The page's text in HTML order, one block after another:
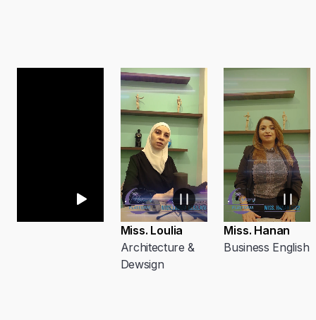
Miss. Loulia
Architecture &
Dewsign
Miss. Hanan
Business English